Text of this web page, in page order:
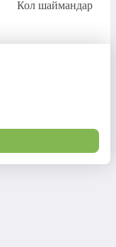
Кол шаймандар